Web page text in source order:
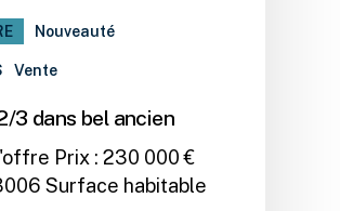
Nouveauté
Vente
3 dans bel ancien
Prix : 230 000 €
Surface habitable